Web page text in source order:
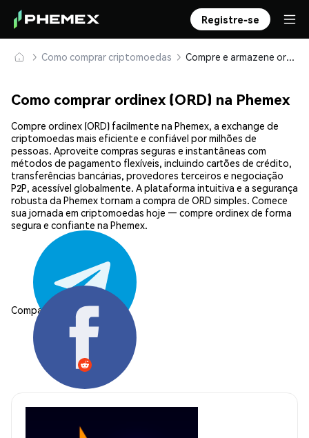
Registre-se
Como comprar criptomoedas Compre e armazene ordinex (ORD) com segurança
Como comprar ordinex (ORD) na Phemex
Compre ordinex (ORD) facilmente na Phemex, a exchange de
criptomoedas mais eficiente e confiável por milhões de
pessoas. Aproveite compras seguras e instantâneas com
métodos de pagamento flexíveis, incluindo cartões de crédito,
transferências bancárias, provedores terceiros e negociação
P2P, acessível globalmente. A plataforma intuitiva e a segurança
robusta da Phemex tornam a compra de ORD simples. Comece
sua jornada em criptomoedas hoje — compre ordinex de forma
segura e confiante na Phemex.
Compartilhar: